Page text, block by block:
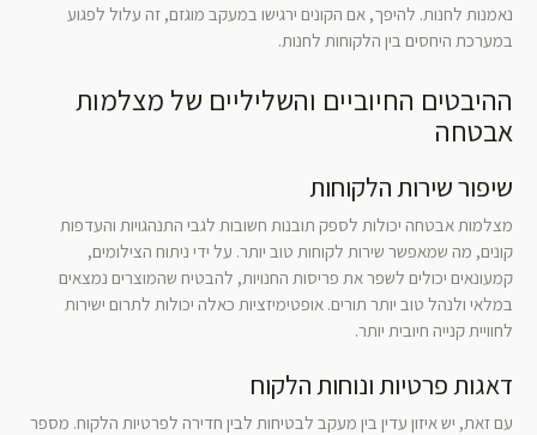
נאמנות לחנות. להיפך, אם הקונים ירגישו במעקב מוגזם, זה עלול לפגוע
במערכת היחסים בין הלקוחות לחנות.
ההיבטים החיוביים והשליליים של מצלמות
אבטחה
שיפור שירות הלקוחות
מצלמות אבטחה יכולות לספק תובנות חשובות לגבי התנהגויות והעדפות
קונים, מה שמאפשר שירות לקוחות טוב יותר. על ידי ניתוח הצילומים,
קמעונאים יכולים לשפר את פריסות החנויות, להבטיח שהמוצרים נמצאים
במלאי ולנהל טוב יותר תורים. אופטימיזציות כאלה יכולות לתרום ישירות
לחוויית קנייה חיובית יותר.
דאגות פרטיות ונוחות הלקוח
עם זאת, יש איזון עדין בין מעקב לבטיחות לבין חדירה לפרטיות הלקוח. מספר